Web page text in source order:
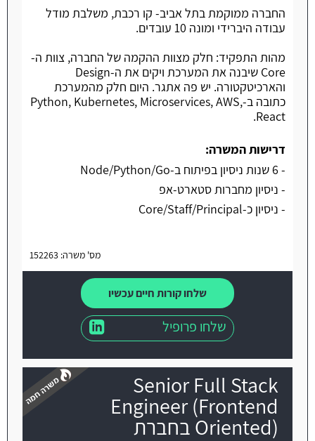
החברה ממוקמת בתל אביב- קו רכבת, משלבת מודל
עבודה היברידי ומונה 10 עובדים.
מהות התפקיד: חלק מצוות ההקמה של החברה, צוות ה-
Core שיבנה את המערכת ויקים את ה-Design
והארכיטקטורה. יש פה אתגר. היום חלק מהמערכת
כתובה ב-Python, Kubernetes, Microservices, AWS,
React.
דרישות המשרה:
- 6 שנות ניסיון בפיתוח ב-Node/Python/Go
- ניסיון מחברות סטארט-אפ
- ניסיון כ-Core/Staff/Principal
מס' משרה: 152263
שלחו קורות חיים עכשיו
שלחו פרופיל
Senior Full Stack
Engineer (Frontend
Oriented) בחברת